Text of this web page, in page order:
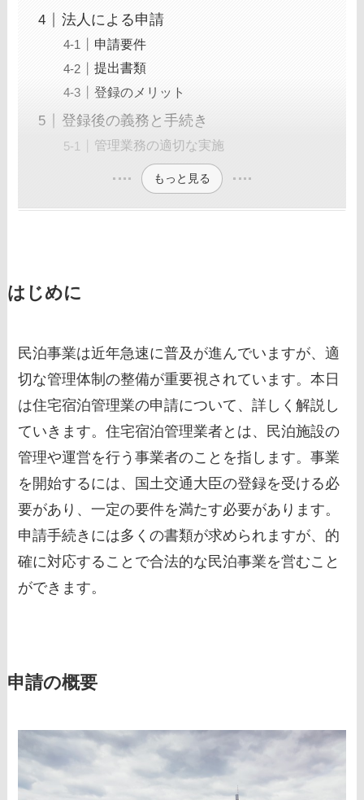
法人による申請
申請要件
提出書類
登録のメリット
登録後の義務と手続き
管理業務の適切な実施
もっと見る
はじめに
民泊事業は近年急速に普及が進んでいますが、適
切な管理体制の整備が重要視されています。本日
は住宅宿泊管理業の申請について、詳しく解説し
ていきます。住宅宿泊管理業者とは、民泊施設の
管理や運営を行う事業者のことを指します。事業
を開始するには、国土交通大臣の登録を受ける必
要があり、一定の要件を満たす必要があります。
申請手続きには多くの書類が求められますが、的
確に対応することで合法的な民泊事業を営むこと
ができます。
申請の概要